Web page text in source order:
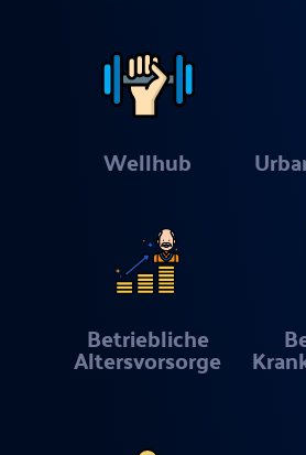
Wellhub
Betriebliche
Altersvorsorge